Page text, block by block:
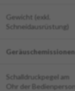
Gewicht (exkl.
Schneidausrüstung)
Geräuschemissionen
Schalldruckpegel am
Ohr der Bedienperson